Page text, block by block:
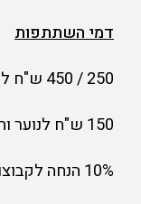
דמי השתתפות
250 / 450 ש"ח למתחרה בסולו / צמד בהתאמה
150 ש"ח לנוער וחיילים בסדיר
10% הנחה לקבוצות של 10 מתחרים ומעלה